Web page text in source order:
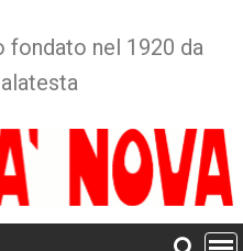
fondato nel 1920 da